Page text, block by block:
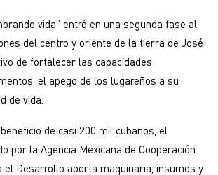
vida” entró en una segunda fase al
del centro y oriente de la tierra de José
de fortalecer las capacidades
el apego de los lugareños a su
de vida.
de casi 200 mil cubanos, el
por la Agencia Mexicana de Cooperación
el Desarrollo aporta maquinaria, insumos y